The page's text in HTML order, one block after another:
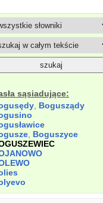
sąsiadujące:
Bogusządy
Boguszyce